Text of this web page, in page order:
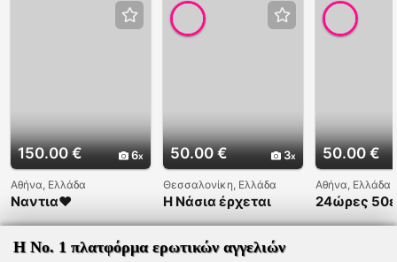
150.00 € 6
Αθήνα, Ελλάδα
Ναντια❤️
50.00 € 3
Θεσσαλονίκη, Ελλάδα
Η Νάσια έρχεται
40€ στην
Θεσσαλονίκη
50.00 €
Αθήνα, Ελλάδα
24ώρες
6993261181
Η Νο. 1 πλατφόρμα ερωτικών αγγελιών